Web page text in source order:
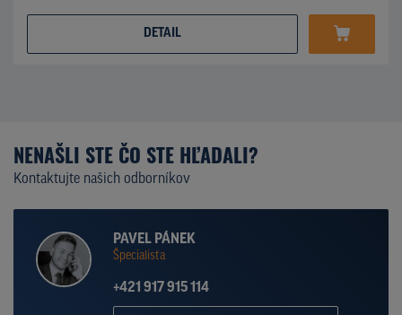
DETAIL
NENAŠLI STE ČO STE HĽADALI?
Kontaktujte našich odborníkov
PAVEL PÁNEK
Špecialista
+421 917 915 114